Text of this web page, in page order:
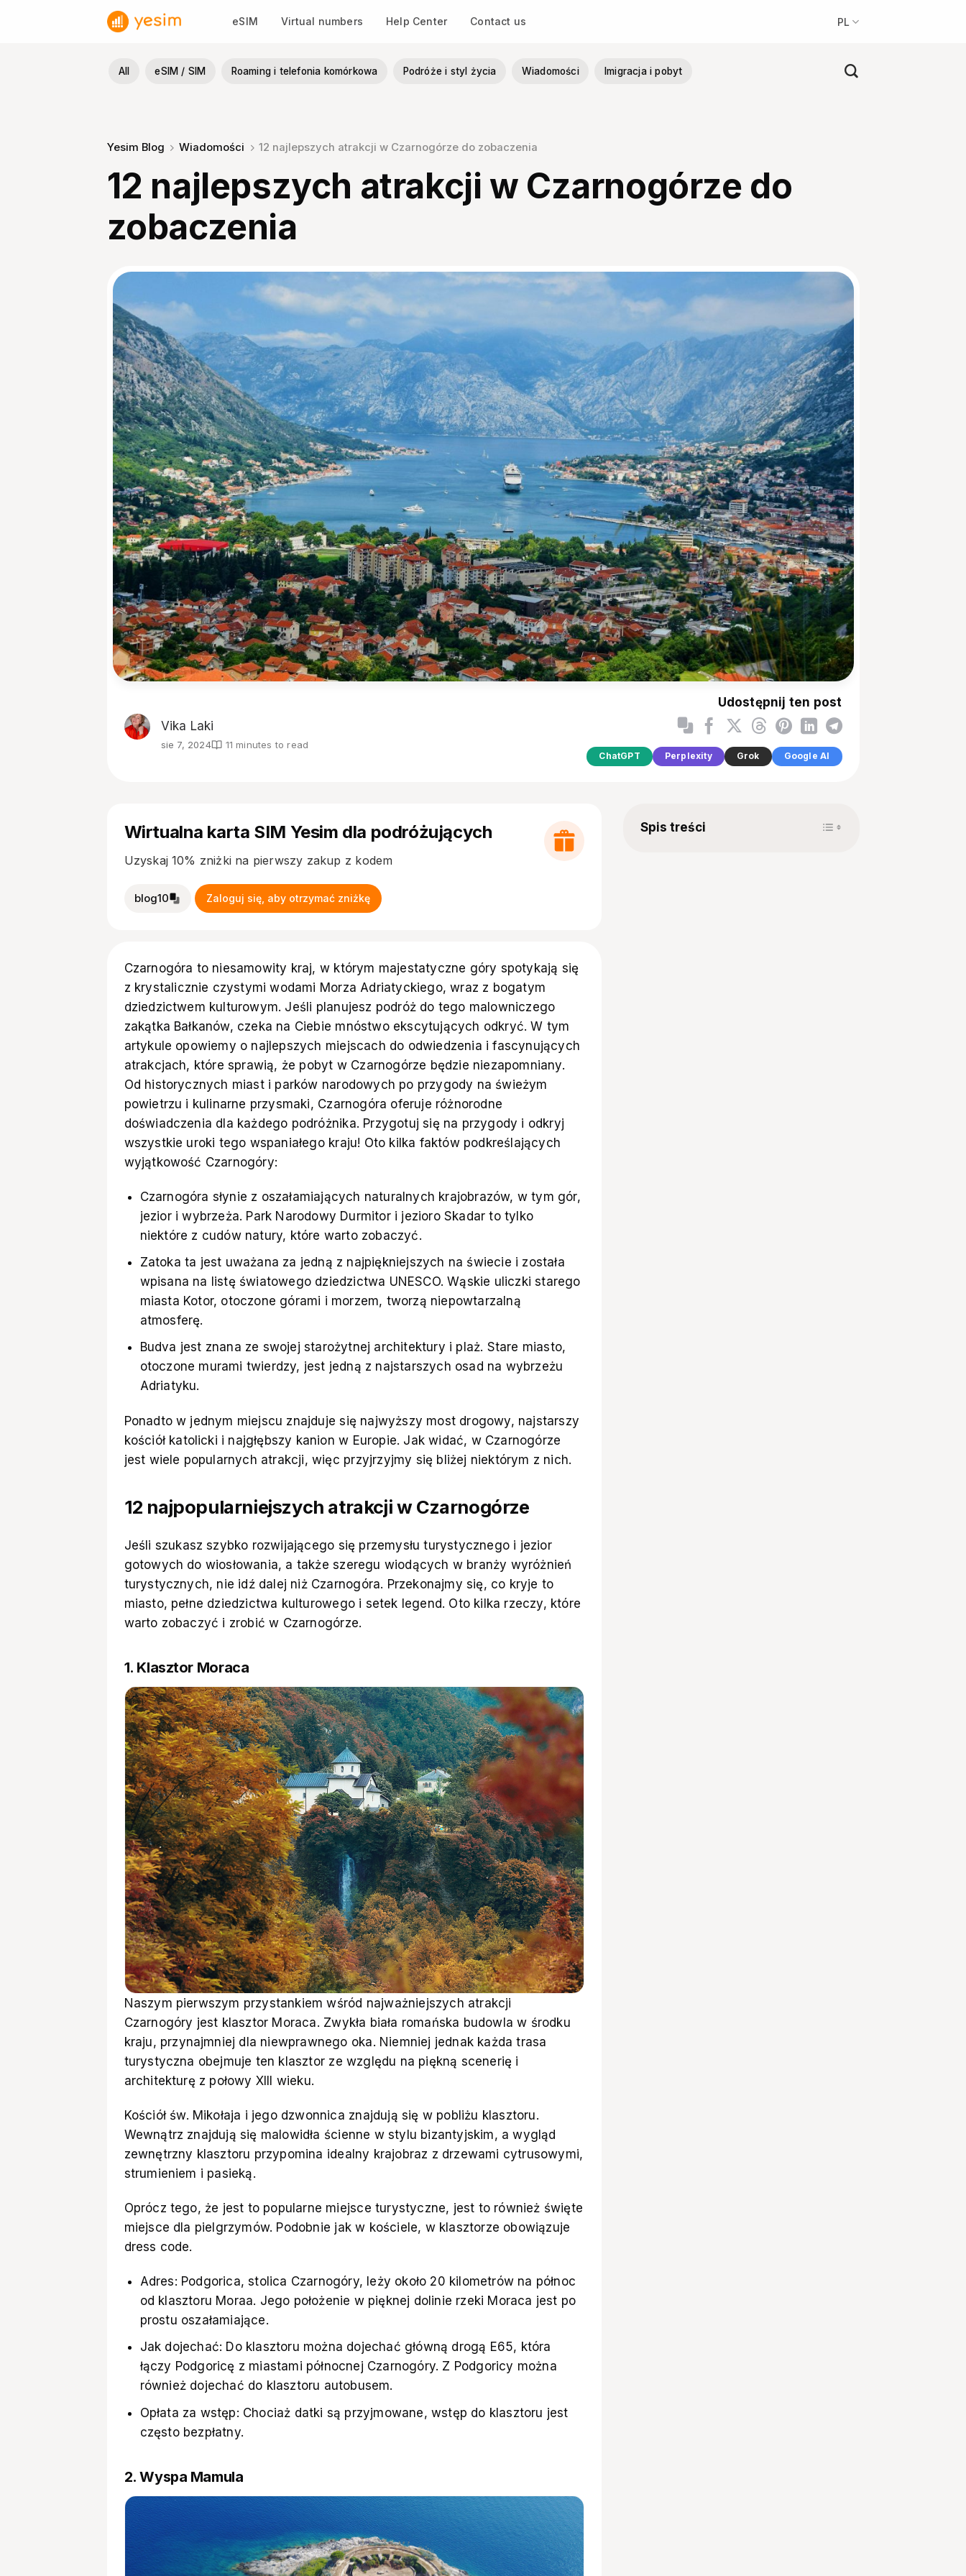
eSIM Virtual numbers Help Center Contact us PL
All eSIM / SIM Roaming i telefonia komórkowa Podróże i styl życia Wiadomości Imigracja i pobyt
Yesim Blog Wiadomości 12 najlepszych atrakcji w Czarnogórze do zobaczenia
12 najlepszych atrakcji w Czarnogórze do
zobaczenia
Vika Laki
sie 7, 2024 11 minutes to read
Udostępnij ten post
ChatGPT Perplexity Grok Google AI
Wirtualna karta SIM Yesim dla podróżujących
Uzyskaj 10% zniżki na pierwszy zakup z kodem
blog10 Zaloguj się, aby otrzymać zniżkę
Czarnogóra to niesamowity kraj, w którym majestatyczne góry spotykają się
z krystalicznie czystymi wodami Morza Adriatyckiego, wraz z bogatym
dziedzictwem kulturowym. Jeśli planujesz podróż do tego malowniczego
zakątka Bałkanów, czeka na Ciebie mnóstwo ekscytujących odkryć. W tym
artykule opowiemy o najlepszych miejscach do odwiedzenia i fascynujących
atrakcjach, które sprawią, że pobyt w Czarnogórze będzie niezapomniany.
Od historycznych miast i parków narodowych po przygody na świeżym
powietrzu i kulinarne przysmaki, Czarnogóra oferuje różnorodne
doświadczenia dla każdego podróżnika. Przygotuj się na przygody i odkryj
wszystkie uroki tego wspaniałego kraju! Oto kilka faktów podkreślających
wyjątkowość Czarnogóry:
Czarnogóra słynie z oszałamiających naturalnych krajobrazów, w tym gór,
jezior i wybrzeża. Park Narodowy Durmitor i jezioro Skadar to tylko
niektóre z cudów natury, które warto zobaczyć.
Zatoka ta jest uważana za jedną z najpiękniejszych na świecie i została
wpisana na listę światowego dziedzictwa UNESCO. Wąskie uliczki starego
miasta Kotor, otoczone górami i morzem, tworzą niepowtarzalną
atmosferę.
Budva jest znana ze swojej starożytnej architektury i plaż. Stare miasto,
otoczone murami twierdzy, jest jedną z najstarszych osad na wybrzeżu
Adriatyku.
Ponadto w jednym miejscu znajduje się najwyższy most drogowy, najstarszy
kościół katolicki i najgłębszy kanion w Europie. Jak widać, w Czarnogórze
jest wiele popularnych atrakcji, więc przyjrzyjmy się bliżej niektórym z nich.
12 najpopularniejszych atrakcji w Czarnogórze
Jeśli szukasz szybko rozwijającego się przemysłu turystycznego i jezior
gotowych do wiosłowania, a także szeregu wiodących w branży wyróżnień
turystycznych, nie idź dalej niż Czarnogóra. Przekonajmy się, co kryje to
miasto, pełne dziedzictwa kulturowego i setek legend. Oto kilka rzeczy, które
warto zobaczyć i zrobić w Czarnogórze.
1. Klasztor Moraca
Naszym pierwszym przystankiem wśród najważniejszych atrakcji
Czarnogóry jest klasztor Moraca. Zwykła biała romańska budowla w środku
kraju, przynajmniej dla niewprawnego oka. Niemniej jednak każda trasa
turystyczna obejmuje ten klasztor ze względu na piękną scenerię i
architekturę z połowy XIII wieku.
Kościół św. Mikołaja i jego dzwonnica znajdują się w pobliżu klasztoru.
Wewnątrz znajdują się malowidła ścienne w stylu bizantyjskim, a wygląd
zewnętrzny klasztoru przypomina idealny krajobraz z drzewami cytrusowymi,
strumieniem i pasieką.
Oprócz tego, że jest to popularne miejsce turystyczne, jest to również święte
miejsce dla pielgrzymów. Podobnie jak w kościele, w klasztorze obowiązuje
dress code.
Adres: Podgorica, stolica Czarnogóry, leży około 20 kilometrów na północ
od klasztoru Moraa. Jego położenie w pięknej dolinie rzeki Moraca jest po
prostu oszałamiające.
Jak dojechać: Do klasztoru można dojechać główną drogą E65, która
łączy Podgoricę z miastami północnej Czarnogóry. Z Podgoricy można
również dojechać do klasztoru autobusem.
Opłata za wstęp: Chociaż datki są przyjmowane, wstęp do klasztoru jest
często bezpłatny.
2. Wyspa Mamula
Spis treści Toggle Table of Content